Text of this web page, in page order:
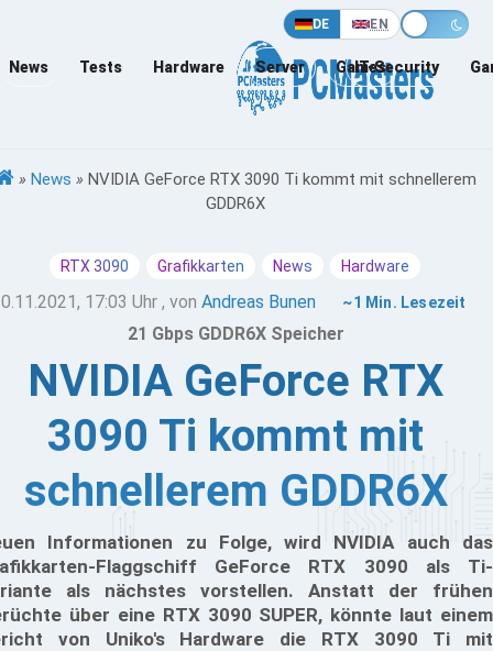
DE EN
News Tests Hardware Server Games
IT-Security
» News » NVIDIA GeForce RTX 3090 Ti kommt mit schnellerem
GDDR6X
RTX 3090 Grafikkarten News Hardware
17:03 Uhr , vonAndreas Bunen ~1 Min. Lesezeit
21 Gbps GDDR6X Speicher
NVIDIA GeForce RTX
3090 Ti kommt mit
schnellerem GDDR6X
Informationen zu Folge, wird NVIDIA auch das
Flaggschiff GeForce RTX 3090 als Ti-
als nächstes vorstellen. Anstatt der frühen
über eine RTX 3090 SUPER, könnte laut einem
von Uniko's Hardware die RTX 3090 Ti mit